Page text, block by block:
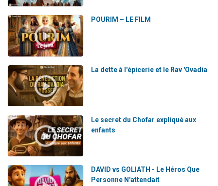
POURIM – LE FILM
La dette à l'épicerie et le Rav 'Ovadia
Le secret du Chofar expliqué aux
enfants
DAVID vs GOLIATH - Le Héros Que
Personne N'attendait